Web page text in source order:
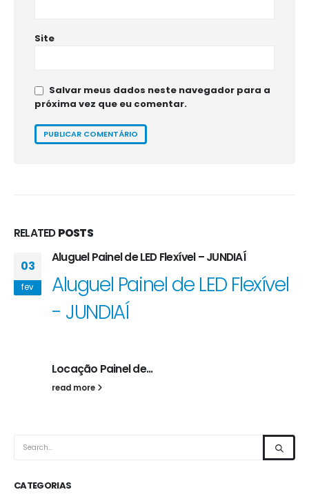
Site
Salvar meus dados neste navegador para a
próxima vez que eu comentar.
RELATEDPOSTS
03
fev
Aluguel Painel de LED Flexível – JUNDIAÍ
Aluguel Painel de LED Flexível
- JUNDIAÍ
Locação Painel de...
read more
CATEGORIAS